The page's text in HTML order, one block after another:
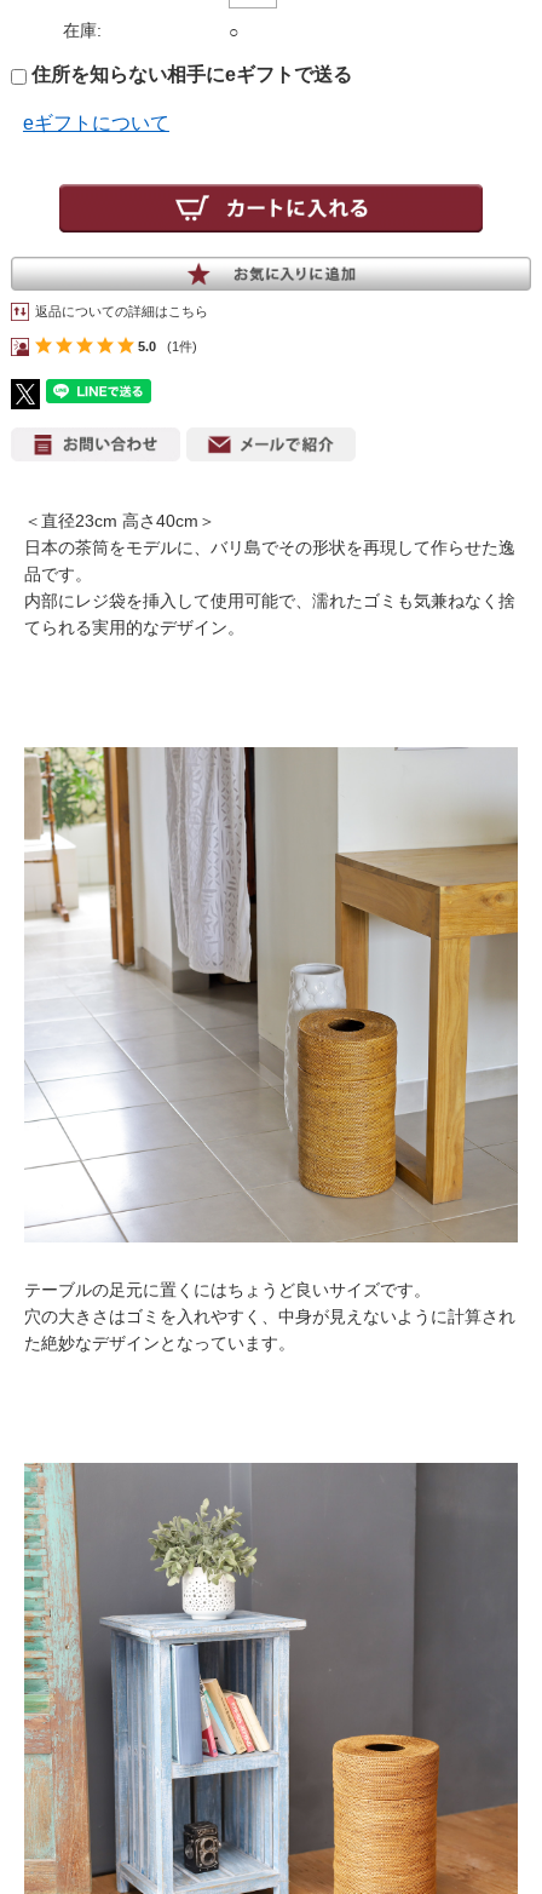
在庫: ○
住所を知らない相手にeギフトで送る
eギフトについて
返品についての詳細はこちら
5.0 (1件)
＜直径23cm 高さ40cm＞
日本の茶筒をモデルに、バリ島でその形状を再現して作らせた逸
品です。
内部にレジ袋を挿入して使用可能で、濡れたゴミも気兼ねなく捨
てられる実用的なデザイン。
テーブルの足元に置くにはちょうど良いサイズです。
穴の大きさはゴミを入れやすく、中身が見えないように計算され
た絶妙なデザインとなっています。